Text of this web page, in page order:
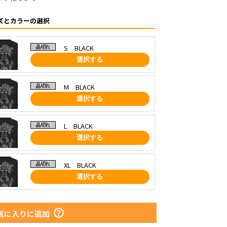
とカラーの選択
S BLACK
選択する
M BLACK
選択する
L BLACK
選択する
XL BLACK
選択する
に入りに追加